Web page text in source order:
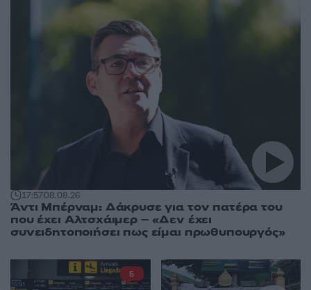
17:5708.08.26
Άντι Μπέρναμ: Δάκρυσε για τον πατέρα του
που έχει Αλτσχάιμερ – «Δεν έχει
συνειδητοποιήσει πως είμαι πρωθυπουργός»
5